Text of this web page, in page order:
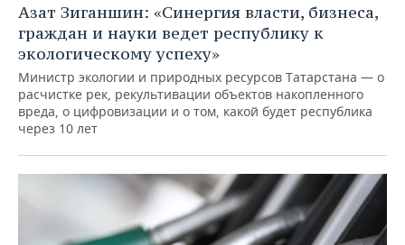
Азат Зиганшин: «Синергия власти, бизнеса,
граждан и науки ведет республику к
экологическому успеху»
Министр экологии и природных ресурсов Татарстана — о
расчистке рек, рекультивации объектов накопленного
вреда, о цифровизации и о том, какой будет республика
через 10 лет